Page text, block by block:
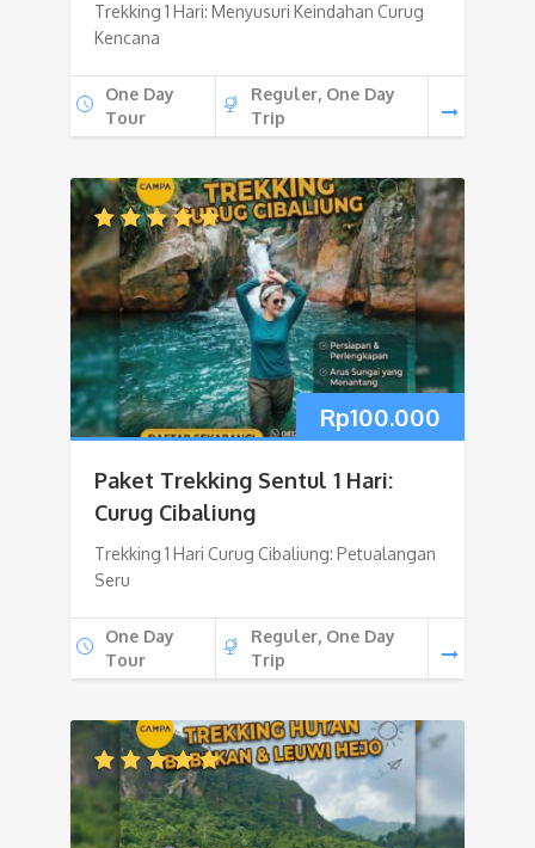
Trekking 1 Hari: Menyusuri Keindahan Curug
Kencana
One Day
Tour
Reguler, One Day
Trip
Rp100.000
Paket Trekking Sentul 1 Hari:
Curug Cibaliung
Trekking 1 Hari Curug Cibaliung: Petualangan
Seru
One Day
Tour
Reguler, One Day
Trip